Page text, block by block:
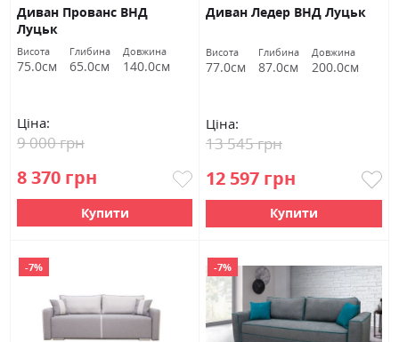
Диван Прованс ВНД
Луцьк
Висота
75.0см
Глибина
65.0см
Довжина
140.0см
Ціна:
8 370 грн
9 000 грн
Купити
Диван Ледер ВНД Луцьк
Висота
77.0см
Глибина
87.0см
Довжина
200.0см
Ціна:
12 597 грн
13 545 грн
Купити
-7% -7%